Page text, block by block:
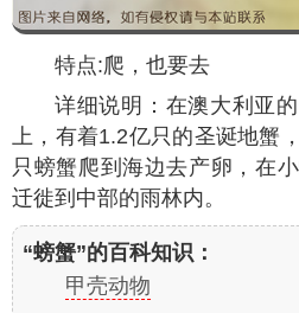
特点:爬，也要去
详细说明：在澳大利亚
上，有着1.2亿只的圣诞地蟹
只螃蟹爬到海边去产卵，在
迁徙到中部的雨林内。
“螃蟹”的百科知识：
甲壳动物